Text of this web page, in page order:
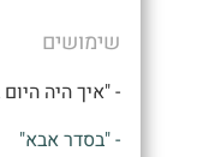
שימושים
- "איך היה
- "בסדר אבא"